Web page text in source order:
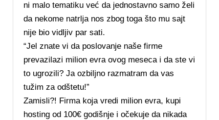
ni malo tematiku već da jednostavno samo želi
da nekome natrlja nos zbog toga što mu sajt
nije bio vidljiv par sati.
“Jel znate vi da poslovanje naše firme
prevazilazi milion evra ovog meseca i da ste vi
to ugrozili? Ja ozbiljno razmatram da vas
tužim za odštetu!”
Zamisli?! Firma koja vredi milion evra, kupi
hosting od 100€ godišnje i očekuje da nikada